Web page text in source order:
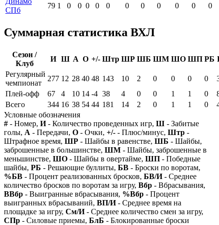
СПб
79 1 0 0 0 0 0 0 0 0 0 0 0
Суммарная статистика ВХЛ
Сезон /
Клуб
И Ш А О +/- Штр ШР ШБ ШМ ШО ШП РБ
Регулярный
чемпионат
277 12 28 40 48 143 10 2 0 0 0 0
Плей-офф
67 4 10 14 -4 38 4 0 0 1 1 0
Всего
344 16 38 54 44 181 14 2 0 1 1 0
Условные обозначения
# - Номер, И- Количество проведенных игр, Ш - Забитые
голы, А - Передачи, О - Очки, +/- - Плюс/минус, Штр -
Штрафное время, ШР - Шайбы в равенстве, ШБ - Шайбы,
заброшенные в большинстве, ШМ - Шайбы, заброшенные в
меньшинстве, ШО - Шайбы в овертайме, ШП - Победные
шайбы, РБ - Решающие буллиты, БВ - Броски по воротам,
%БВ - Процент реализованных бросков, БВ/И- Среднее
количество бросков по воротам за игру, Вбр - Вбрасывания,
ВВбр - Выигранные вбрасывания, %Вбр - Процент
выигранных вбрасываний, ВП/И- Среднее время на
площадке за игру, См/И- Среднее количество смен за игру,
СПр - Силовые приемы, БлБ - Блокированные броски